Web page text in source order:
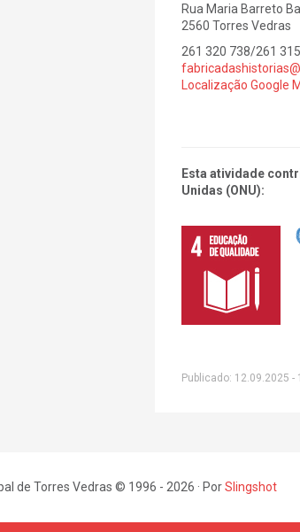
Rua Maria Barreto
2560 Torres Vedras
261 320 738/261
Localização Google
Esta atividade
Unidas (ONU):
Publicado: 12.09.2025 -
de Torres Vedras © 1996 - 2026 · PorSlingshot